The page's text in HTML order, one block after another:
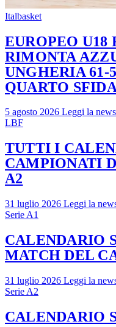
Italbasket
EUROPEO
RIMONTA
UNGHERIA 61-
QUARTO
5 agosto 2026 Leggi la
LBF
TUTTI I
CAMPIONATI
A2
31 luglio 2026 Leggi la
Serie A1
CALENDARIO
MATCH DEL
31 luglio 2026 Leggi la
Serie A2
CALENDARIO